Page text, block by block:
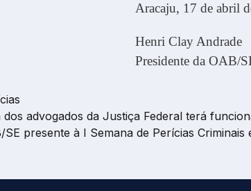
Aracaju, 17 de abril
Henri Clay Andrade
Presidente da OAB/
dos advogados da Justiça Federal terá
SE presente à I Semana de Perícias